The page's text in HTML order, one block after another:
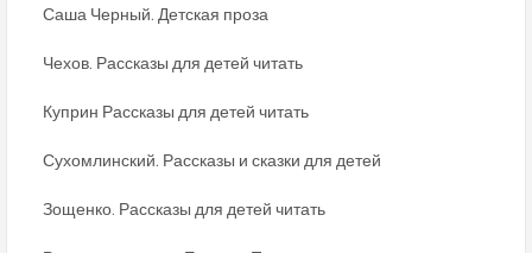
Саша Черный. Детская проза
Чехов. Рассказы для детей читать
Куприн Рассказы для детей читать
Сухомлинский. Рассказы и сказки для детей
Зощенко. Рассказы для детей читать